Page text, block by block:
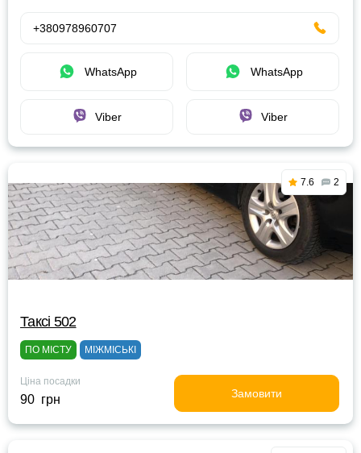
+380978960707
WhatsApp WhatsApp
Viber Viber
7.6 2
Таксі 502
ПО МІСТУ МІЖМІСЬКІ
Ціна посадки
90 грн Замовити